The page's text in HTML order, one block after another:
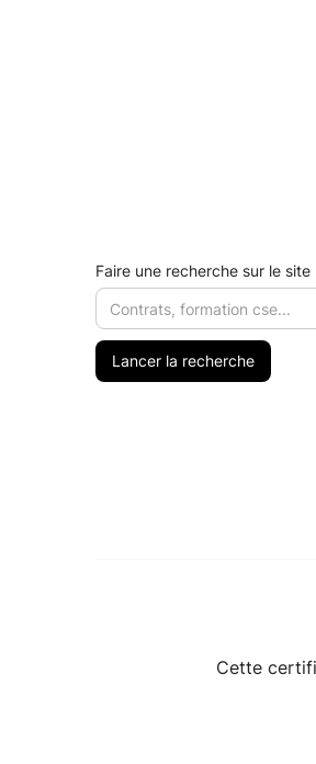
Faire une recherche sur le site
Cette